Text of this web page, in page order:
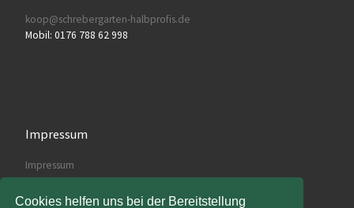
Cookies helfen uns bei der Bereitstellung
koop@schrebergarten-halbprofis.de
Mobil: 0176 788 62 998
Impressum
Impressum